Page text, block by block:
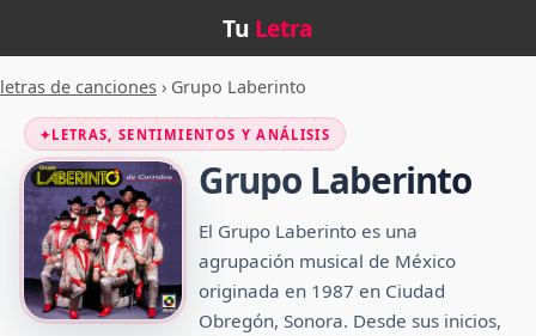
Tu Letra
letras de canciones › Grupo Laberinto
✦LETRAS, SENTIMIENTOS Y ANÁLISIS
Grupo Laberinto
El Grupo Laberinto es una
agrupación musical de México
originada en 1987 en Ciudad
Obregón, Sonora. Desde sus inicios,